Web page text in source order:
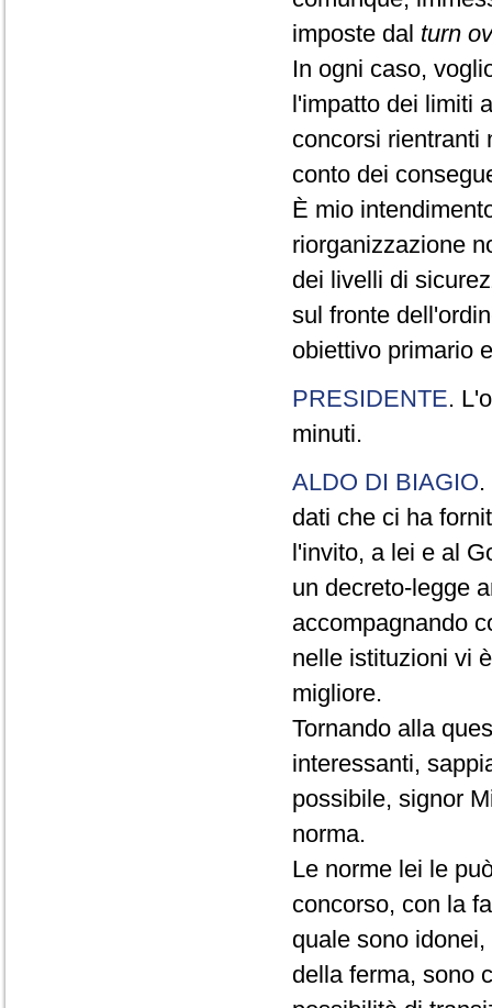
imposte dal turn
In ogni caso,
l'impatto dei limiti
concorsi rientranti
conto dei
È mio
riorganizzazione
dei livelli di
sul fronte
obiettivo primario
PRESIDENTE.
minuti.
ALDO DI BIAGIO
dati che ci ha
l'invito, a lei e al
un decreto-legge
accompagnando
nelle istituzioni vi
migliore.
Tornando alla
interessanti,
possibile, signor
norma.
Le norme lei le
concorso, con la
quale sono
della ferma, sono